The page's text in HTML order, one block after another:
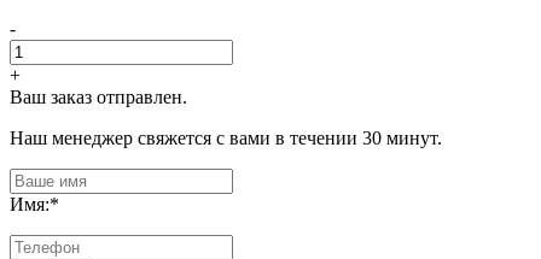
-
+
Ваш заказ отправлен.
Наш менеджер свяжется с вами в течении 30 минут.
Имя:*